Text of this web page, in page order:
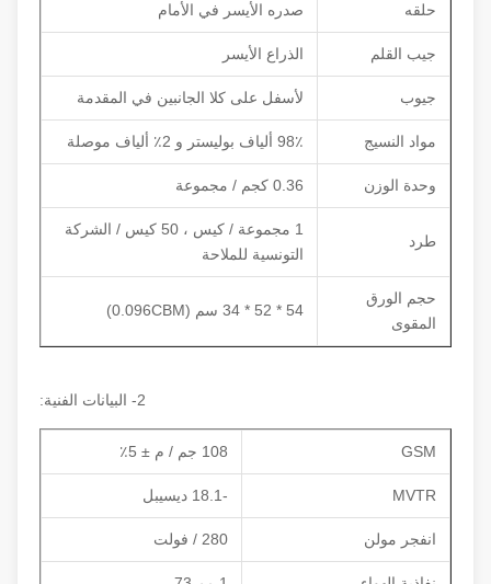
صدره الأيسر في الأمام
جيب القلم الذراع الأيسر
لأسفل على كلا الجانبين في المقدمة
مواد النسيج
وحدة الوزن
1 مجموعة / كيس ، 50 كيس / الشركة
التونسية للملاحة
حجم الورق
المقوى
MVTR
انفجر مولن